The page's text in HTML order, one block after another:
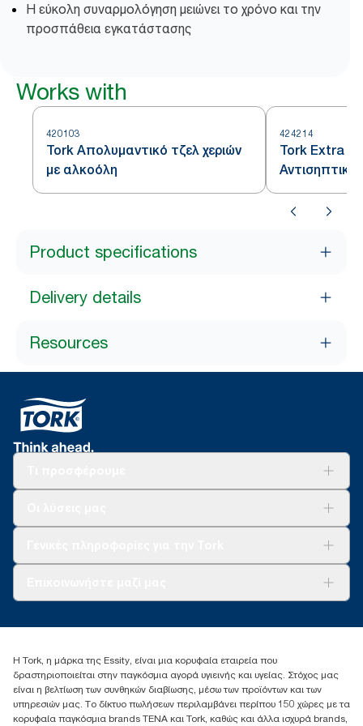
Η εύκολη συναρμολόγηση μειώνει το χρόνο και την
προσπάθεια εγκατάστασης
Works with
420103
Tork Απολυμαντικό τζελ χεριών
με αλκοόλη
424214
Tork Extra
Αντισηπτικό
Product specifications
Delivery details
Resources
+302102705722
17th klm.National Road Athens-Lamia &2 Kalamatas
14564 N.Kifissia, Athens-Greece
Mob: +306932474930 (για Ελλάδα & Κύπρο)
Η Tork, η μάρκα της Essity, είναι μια κορυφαία εταιρεία που
δραστηριοποιείται στην παγκόσμια αγορά υγιεινής και υγείας. Στόχος μας
είναι η βελτίωση των συνθηκών διαβίωσης, μέσω των προϊόντων και των
υπηρεσιών μας. Το δίκτυο πωλήσεων περιλαμβάνει περίπου 150 χώρες με τα
κορυφαία παγκόσμια brands TENA και Tork, καθώς και άλλα ισχυρά brands,